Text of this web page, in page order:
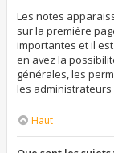
Les notes
sur la première
importantes et il
en avez la
générales, les
les administrateurs
Haut